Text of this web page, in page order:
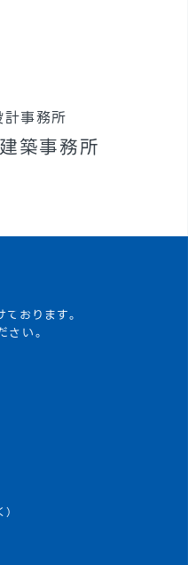
計事務所
築事務所
おります。
い。